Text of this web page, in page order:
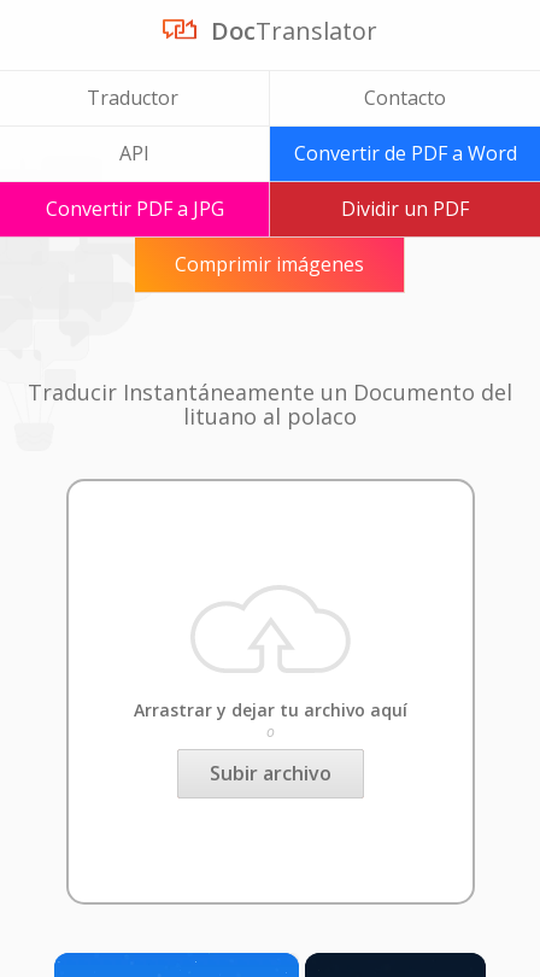
DocTranslator
Traductor Contacto
API Convertir de PDF a Word
Convertir PDF a JPG Dividir un PDF
Comprimir imágenes
Traducir Instantáneamente un Documento del
lituano al polaco
Arrastrar y dejar tu archivo aquí
o
Subir archivo
×